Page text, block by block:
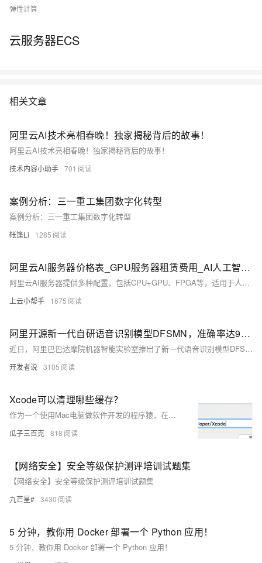
弹性计算
云服务器ECS
相关文章
阿里云AI技术亮相春晚！独家揭秘背后的故事！
阿里云AI技术亮相春晚！独家揭秘背后的故事！
技术内容小助手 701
案例分析：三一重工集团数字化转型
案例分析：三一重工集团数字化转型
帐篷Li 1285
阿里云AI服务器价格表_GPU服务器租赁费用_AI人工智能高性能计算推理
阿里云AI服务器提供多种配置，包括CPU+GPU、FPGA等，适用于人工智能、机器学习和深度学习等计算密集型任务。本文整理了阿里云GPU服务器的优惠价格，涵盖NVIDIA A10、V100、T4等型号，提供1个月、1年和1小时的收费明细。具体规格如A10卡GN7i、V100-16G卡GN6v等，适用于不同业务场景，详情见官方页面。
上云小帮手 1675
阿里开源新一代自研语音识别模型DFSMN，准确率达96.04%
近日，阿里巴巴达摩院机器智能实验室推出了新一代语音识别模型DFSMN，将全球语音识别准确率纪录提高至96.04%（这一数据测试基于世界最大的免费语音识别数据库LibriSpeech）。
开发者说 3105
Xcode可以清理哪些缓存？
作为一个使用Mac电脑做软件开发的程序猿，在项目开发中，当内存不足的时候，时不时的会报警内存不足。是否有清理缓存的冲动？但是mac系统中的软件基本是没有清除各自项目中产生的垃圾缓存或可要可不要缓存的功能，感觉好low。那么又当如何处理？软件卸载重新安装？其实，只要我们细心观察，我们就能找到哪些软件占用我们的内存时最大的，就比如我的：xcode刚下载下来的时候，也就十几个G，现在有一百多个G，逆天了简直！！！只要能清除其中不需要的，或者可要可不要的，内存差不多就可以解放出来了。
瓜子三百克 818
【网络安全】安全等级保护测评培训试题集
【网络安全】安全等级保护测评培训试题集
九芒星# 3430
5 分钟，教你用 Docker 部署一个 Python 应用！
5 分钟，教你用 Docker 部署一个 Python 应用！